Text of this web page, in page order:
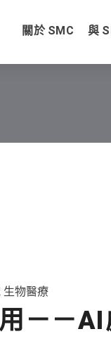
關於 SMC 與
生物醫療
－－